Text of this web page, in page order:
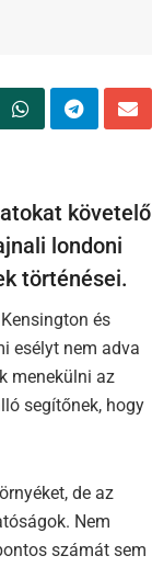
követelő
londoni
történései.
és
esélyt nem adva
menekülni az
segítőnek, hogy
de az
Nem
számát sem